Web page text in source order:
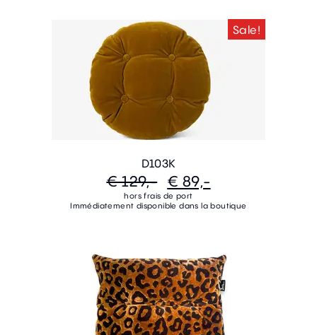
Sale!
D103K
€ 129,- € 89,-
hors frais de port
Immédiatement disponible dans la boutique